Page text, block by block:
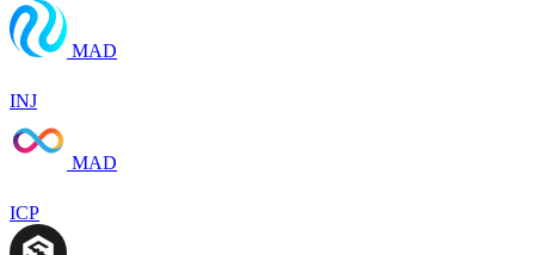
MAD
INJ
MAD
ICP